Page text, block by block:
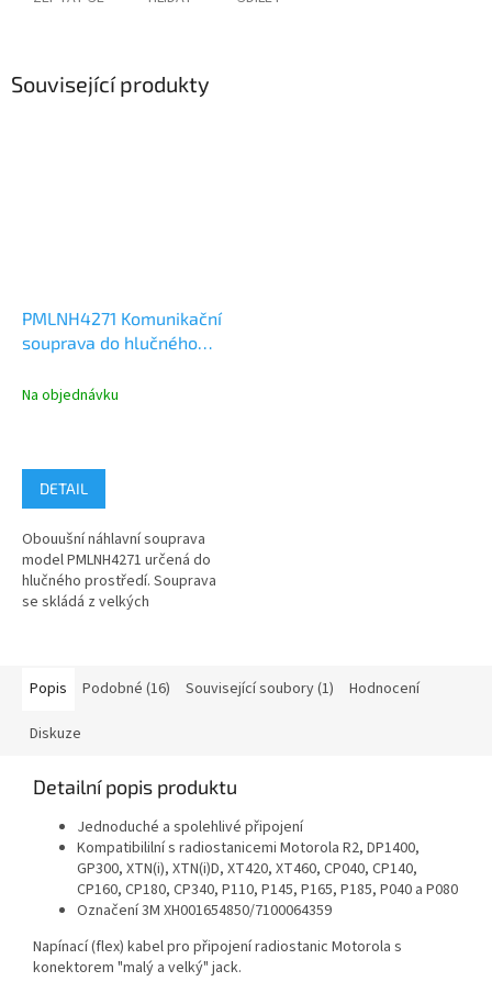
Související produkty
PMLNH4271 Komunikační
souprava do hlučného
ráhnu, PTT na mušli, Flex
Na objednávku
DETAIL
Obouušní náhlavní souprava
model PMLNH4271 určená do
hlučného prostředí. Souprava
se skládá z velkých
Popis Podobné (16) Související soubory (1) Hodnocení
Diskuze
Detailní popis produktu
Jednoduché a spolehlivé připojení
Kompatibililní s radiostanicemi Motorola R2, DP1400,
GP300, XTN(i), XTN(i)D, XT420, XT460, CP040, CP140,
CP160, CP180, CP340, P110, P145, P165, P185, P040 a P080
Označení 3M XH001654850/7100064359
Napínací (flex) kabel pro připojení radiostanic Motorola s
konektorem "malý a velký" jack.